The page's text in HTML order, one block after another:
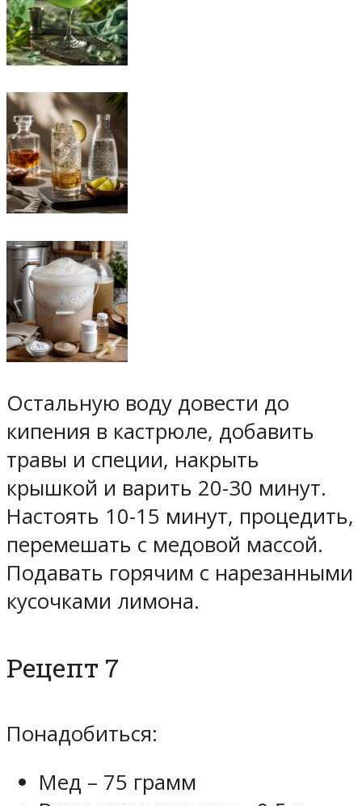
Остальную воду довести до
кипения в кастрюле, добавить
травы и специи, накрыть
крышкой и варить 20-30 минут.
Настоять 10-15 минут, процедить,
перемешать с медовой массой.
Подавать горячим с нарезанными
кусочками лимона.
Рецепт 7
Понадобиться:
Мед – 75 грамм